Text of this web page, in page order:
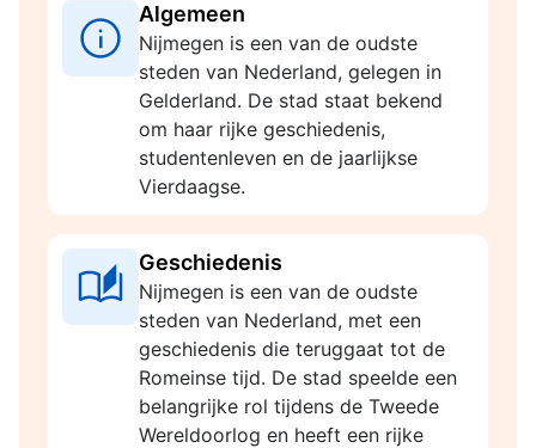
Algemeen
Nijmegen is een van de oudste
steden van Nederland, gelegen in
Gelderland. De stad staat bekend
om haar rijke geschiedenis,
studentenleven en de jaarlijkse
Vierdaagse.
Geschiedenis
Nijmegen is een van de oudste
steden van Nederland, met een
geschiedenis die teruggaat tot de
Romeinse tijd. De stad speelde een
belangrijke rol tijdens de Tweede
Wereldoorlog en heeft een rijke